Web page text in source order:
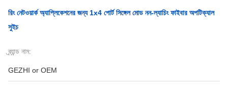
রিং নেটওয়ার্ক অ্যাপ্লিকেশনের জন্য 1x4 পোর্ট সিঙ্গেল মোড নন-ল্যাচিং ফাইবার অপটিক্যাল
সুইচ
ব্র্যান্ড নাম:
GEZHI or OEM